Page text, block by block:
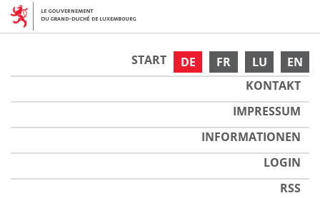
DE FR LU EN
START
KONTAKT
IMPRESSUM
INFORMATIONEN
LOGIN
RSS